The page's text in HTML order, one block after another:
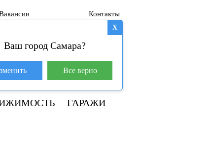
Контакты
База покупателей (600)
8 800 250-04-53
ГАРАЖИ
X
Ваш город Самара?
Все верно